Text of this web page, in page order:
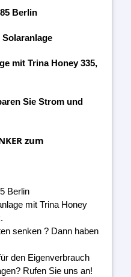
Berlin
Solaranlage
mit Trina Honey 335,
Sie Strom und
zum
Berlin
mit Trina Honey
senken ? Dann haben
den Eigenverbrauch
Rufen Sie uns an!